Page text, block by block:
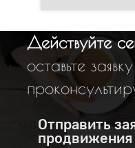
Действуйте
оставьте
Отправить
продвижения